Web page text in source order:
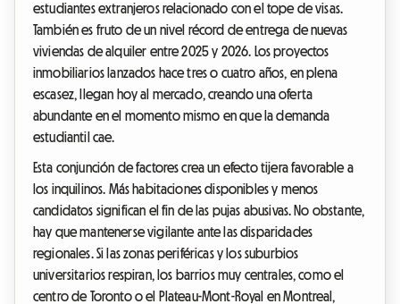
estudiantes extranjeros relacionado con el tope de visas.
También es fruto de un nivel récord de entrega de nuevas
viviendas de alquiler entre 2025 y 2026. Los proyectos
inmobiliarios lanzados hace tres o cuatro años, en plena
escasez, llegan hoy al mercado, creando una oferta
abundante en el momento mismo en que la demanda
estudiantil cae.
Esta conjunción de factores crea un efecto tijera favorable a
los inquilinos. Más habitaciones disponibles y menos
candidatos significan el fin de las pujas abusivas. No obstante,
hay que mantenerse vigilante ante las disparidades
regionales. Si las zonas periféricas y los suburbios
universitarios respiran, los barrios muy centrales, como el
centro de Toronto o el Plateau-Mont-Royal en Montreal,